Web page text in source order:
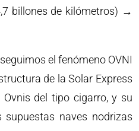
billones de kilómetros) →
el fenómeno OVNI
de la Solar Express
del tipo cigarro, y su
naves nodrizas